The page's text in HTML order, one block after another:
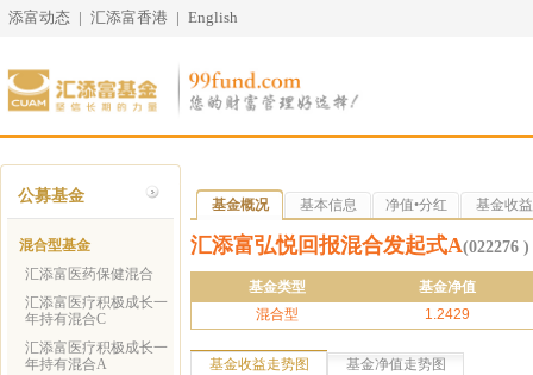
添富动态 | 汇添富香港 | English
公募基金
混合型基金
汇添富医药保健混合
汇添富医疗积极成长一
年持有混合C
汇添富医疗积极成长一
年持有混合A
基金概况 基本信息 净值•分红 基金收益
汇添富弘悦回报混合发起式A(022276 )
基金类型
基金净值
混合型
1.2429
基金收益走势图 基金净值走势图